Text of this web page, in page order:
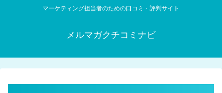
マーケティング担当者のための口コミ・評判サイト
メルマガクチコミナビ